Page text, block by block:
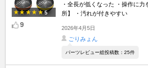
5
9
・全長が低くなった ・操作に力
所】 ・汚れが付きやすい
2026年4月5日
ごりみょん
パーツレビュー総投稿数：25件